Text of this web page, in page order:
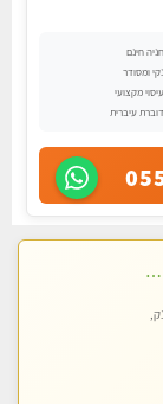
חניה חינם
נקי ומסודר
עיסוי מקצועי
דוברת עיברית
בבת ים ן מעסה חדשה כל סוגי העיסויים מעסה מקצועית ואיכותית פרטי!!!